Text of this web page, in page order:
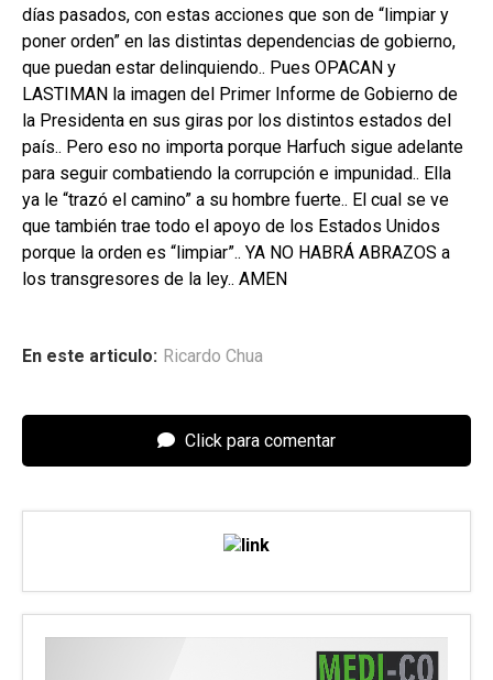
días pasados, con estas acciones que son de “limpiar y
poner orden” en las distintas dependencias de gobierno,
que puedan estar delinquiendo.. Pues OPACAN y
LASTIMAN la imagen del Primer Informe de Gobierno de
la Presidenta en sus giras por los distintos estados del
país.. Pero eso no importa porque Harfuch sigue adelante
para seguir combatiendo la corrupción e impunidad.. Ella
ya le “trazó el camino” a su hombre fuerte.. El cual se ve
que también trae todo el apoyo de los Estados Unidos
porque la orden es “limpiar”.. YA NO HABRÁ ABRAZOS a
los transgresores de la ley.. AMEN
En este articulo: Ricardo Chua
Click para comentar